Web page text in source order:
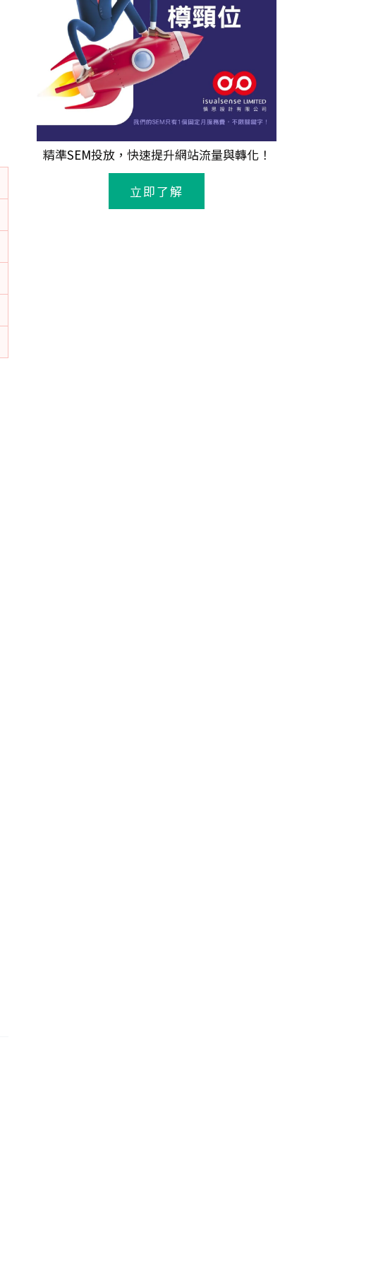
精準SEM投放，快速提升網站流量與轉化！
立即了解